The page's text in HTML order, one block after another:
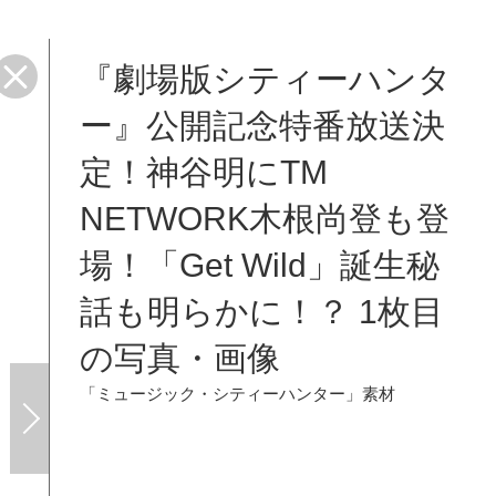
『劇場版シティーハンタ
ー』公開記念特番放送決
定！神谷明にTM
NETWORK木根尚登も登
場！「Get Wild」誕生秘
話も明らかに！？ 1枚目
の写真・画像
「ミュージック・シティーハンター」素材